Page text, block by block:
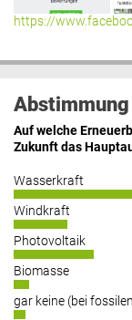
https://
Abstimmung
Auf welche
Zukunft das
Wasserkraft
Windkraft
Photovoltaik
Biomasse
gar keine (bei